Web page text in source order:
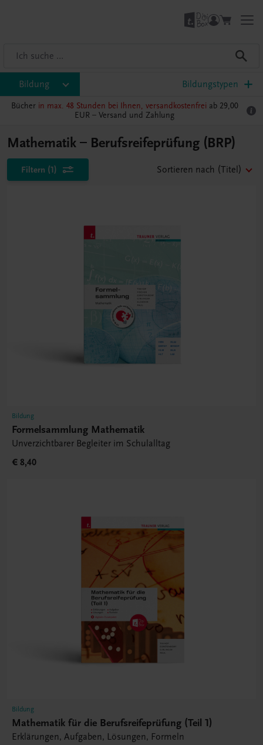
Bildung Bildungstypen
Bücher in max. 48 Stunden bei Ihnen, versandkostenfrei ab 29,00
EUR – Versand und Zahlung
Mathematik – Berufsreifeprüfung (BRP)
Filtern (1) Sortieren nach (Titel)
Bildung
Formelsammlung Mathematik
Unverzichtbarer Begleiter im Schulalltag
€ 8,40
Bildung
Mathematik für die Berufsreifeprüfung (Teil 1)
Erklärungen, Aufgaben, Lösungen, Formeln